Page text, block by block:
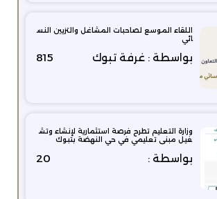
اللقاء الموسع لصاحبات المشاغل والتزيين النس
ائي
بواسطة : غرفة تبوك 815
وزارة التعليم تطرح فرصة استثمارية لإنشاء وتش
غيل مبنى تعليمي في حي النهضة بتبوك
بواسطة : 20